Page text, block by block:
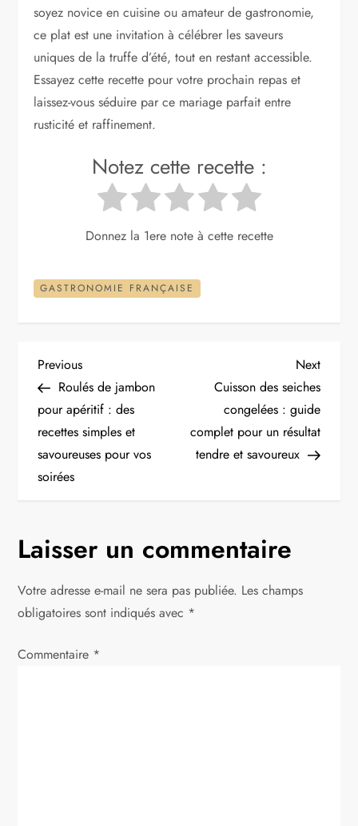
soyez novice en cuisine ou amateur de gastronomie,
ce plat est une invitation à célébrer les saveurs
uniques de la truffe d’été, tout en restant accessible.
Essayez cette recette pour votre prochain repas et
laissez-vous séduire par ce mariage parfait entre
rusticité et raffinement.
Notez cette recette :
Donnez la 1ere note à cette recette
GASTRONOMIE FRANÇAISE
N
a
v
i
a
t
Previous
Post
Previous
Roulés de jambon
pour apéritif : des
recettes simples et
savoureuses pour vos
soirées
Next
Post
Next
Cuisson des seiches
congelées : guide
complet pour un résultat
tendre et savoureux
Laisser un commentaire
Votre adresse e-mail ne sera pas publiée. Les champs
obligatoires sont indiqués avec *
Commentaire *